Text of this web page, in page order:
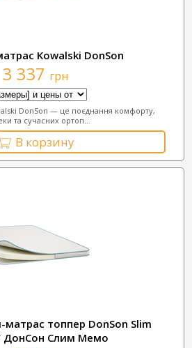
Kowalski DonSon
3 337 грн
DonSon — це поєднання комфорту,
та сучасних ортоп...
В корзину
топпер DonSon Slim
ДонСон Слим Мемо